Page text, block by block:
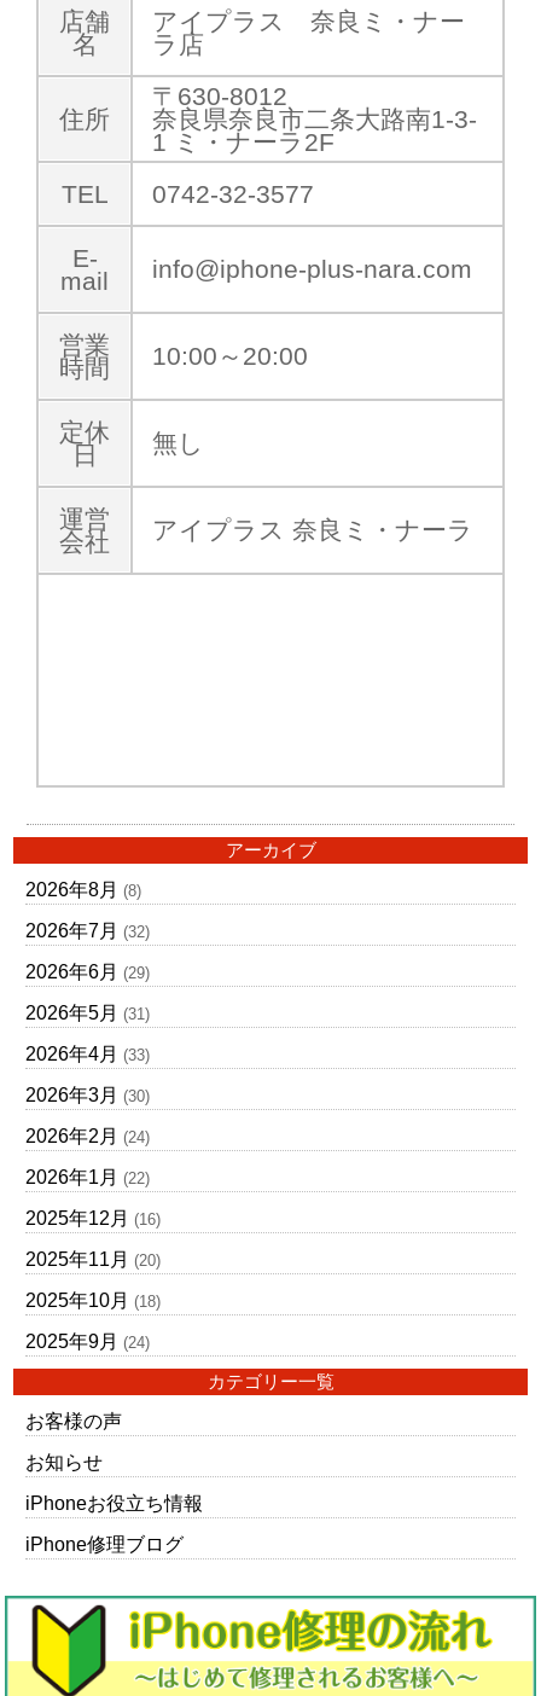
店舗
名
アイプラス 奈良ミ・ナー
ラ店
住所
〒630-8012
奈良県奈良市二条大路南1-3-
1 ミ・ナーラ2F
TEL
0742-32-3577
E-
mail
info@iphone-plus-nara.com
営業
時間
10:00～20:00
定休
日
無し
運営
会社
アイプラス 奈良ミ・ナーラ
アーカイブ
2026年8月 (8)
2026年7月 (32)
2026年6月 (29)
2026年5月 (31)
2026年4月 (33)
2026年3月 (30)
2026年2月 (24)
2026年1月 (22)
2025年12月 (16)
2025年11月 (20)
2025年10月 (18)
2025年9月 (24)
カテゴリー一覧
お客様の声
お知らせ
iPhoneお役立ち情報
iPhone修理ブログ